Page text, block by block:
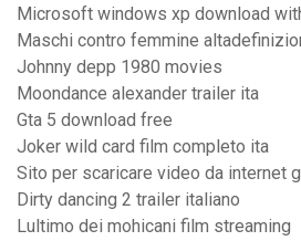
Microsoft windows xp download
Maschi contro femmine
Johnny depp 1980 movies
Moondance alexander trailer ita
Gta 5 download free
Joker wild card film completo ita
Sito per scaricare video da internet
Dirty dancing 2 trailer italiano
Lultimo dei mohicani film streaming